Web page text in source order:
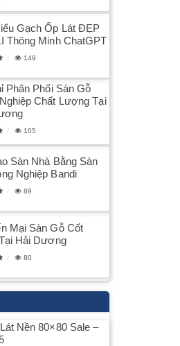
Gạch Ốp Lát ĐẸP
Thông Minh ChatGPT
149
Phân Phối Sàn Gỗ
Chất Lượng Tại
105
Sàn Nhà Bằng Sàn
Nghiệp Bandi
89
Mại Sàn Gỗ Cốt
Hải Dương
80
Nền 80×80 Sale –